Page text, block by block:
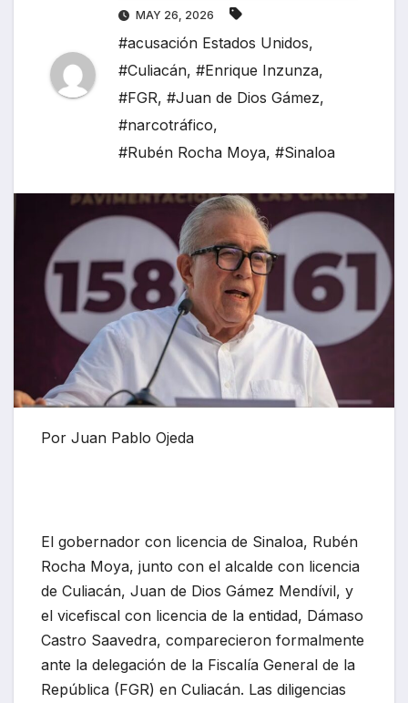
MAY 26, 2026
#acusación Estados Unidos,
#Culiacán, #Enrique Inzunza,
#FGR, #Juan de Dios Gámez,
#narcotráfico,
#Rubén Rocha Moya, #Sinaloa
Por Juan Pablo Ojeda
El gobernador con licencia de Sinaloa, Rubén
Rocha Moya, junto con el alcalde con licencia
de Culiacán, Juan de Dios Gámez Mendívil, y
el vicefiscal con licencia de la entidad, Dámaso
Castro Saavedra, comparecieron formalmente
ante la delegación de la Fiscalía General de la
República (FGR) en Culiacán. Las diligencias